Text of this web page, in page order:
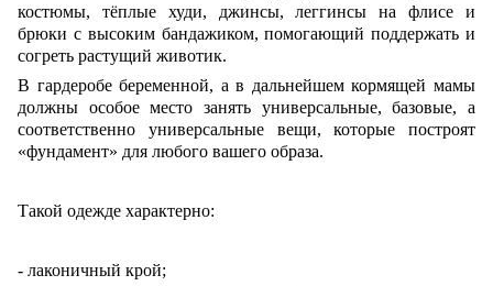
костюмы, тёплые худи, джинсы, леггинсы на флисе и
брюки с высоким бандажиком, помогающий поддержать и
согреть растущий животик.
В гардеробе беременной, а в дальнейшем кормящей мамы
должны особое место занять универсальные, базовые, а
соответственно универсальные вещи, которые построят
«фундамент» для любого вашего образа.
Такой одежде характерно:
- лаконичный крой;